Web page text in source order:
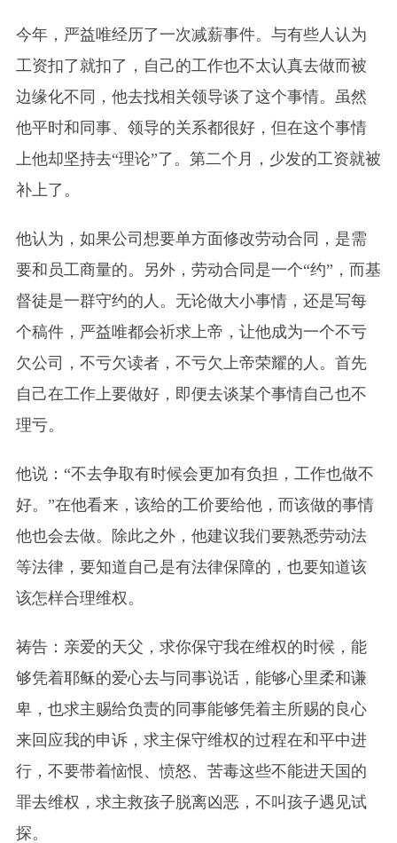
今年，严益唯经历了一次减薪事件。与有些人认为
工资扣了就扣了，自己的工作也不太认真去做而被
边缘化不同，他去找相关领导谈了这个事情。虽然
他平时和同事、领导的关系都很好，但在这个事情
上他却坚持去“理论”了。第二个月，少发的工资就被
补上了。
他认为，如果公司想要单方面修改劳动合同，是需
要和员工商量的。另外，劳动合同是一个“约”，而基
督徒是一群守约的人。无论做大小事情，还是写每
个稿件，严益唯都会祈求上帝，让他成为一个不亏
欠公司，不亏欠读者，不亏欠上帝荣耀的人。首先
自己在工作上要做好，即便去谈某个事情自己也不
理亏。
他说：“不去争取有时候会更加有负担，工作也做不
好。”在他看来，该给的工价要给他，而该做的事情
他也会去做。除此之外，他建议我们要熟悉劳动法
等法律，要知道自己是有法律保障的，也要知道该
该怎样合理维权。
祷告：亲爱的天父，求你保守我在维权的时候，能
够凭着耶稣的爱心去与同事说话，能够心里柔和谦
卑，也求主赐给负责的同事能够凭着主所赐的良心
来回应我的申诉，求主保守维权的过程在和平中进
行，不要带着恼恨、愤怒、苦毒这些不能进天国的
罪去维权，求主救孩子脱离凶恶，不叫孩子遇见试
探。